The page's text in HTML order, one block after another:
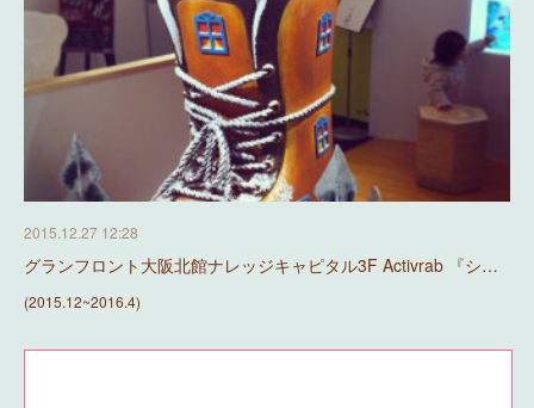
2015.12.27 12:28
グランフロント大阪北館ナレッジキャピタル3F Activrab 『シ…
(2015.12~2016.4)